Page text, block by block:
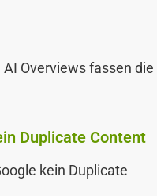
Overviews fassen die
Duplicate Content
kein Duplicate